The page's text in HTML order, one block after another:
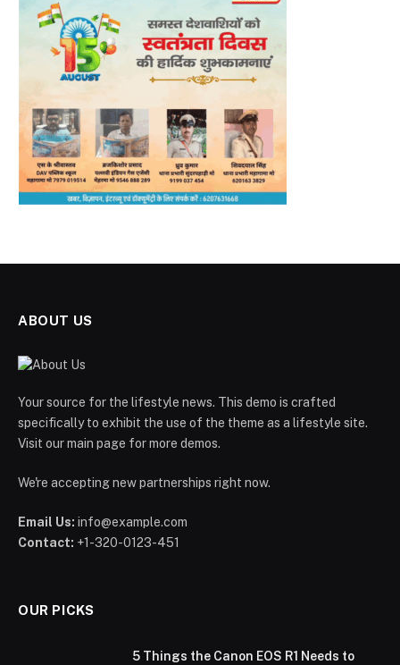
ABOUT US
Your source for the lifestyle news. This demo is crafted
specifically to exhibit the use of the theme as a lifestyle site.
Visit our main page for more demos.
We're accepting new partnerships right now.
Email Us: info@example.com
Contact: +1-320-0123-451
OUR PICKS
5 Things the Canon EOS R1 Needs to